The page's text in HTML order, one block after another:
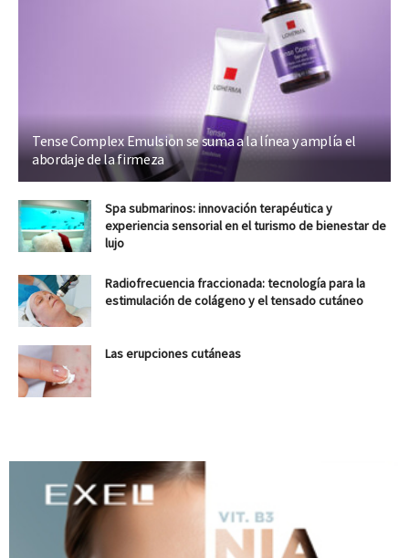
Tense Complex Emulsion se suma a la línea y amplía el
abordaje de la firmeza
Spa submarinos: innovación terapéutica y
experiencia sensorial en el turismo de bienestar de
lujo
Radiofrecuencia fraccionada: tecnología para la
estimulación de colágeno y el tensado cutáneo
Las erupciones cutáneas